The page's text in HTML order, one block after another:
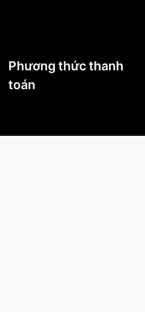
Phương thức thanh
toán